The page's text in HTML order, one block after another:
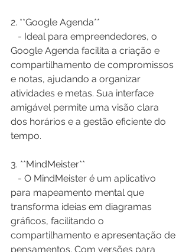
2. **Google Agenda**
Google Agenda facilita a criação e
compartilhamento de compromissos
e notas, ajudando a organizar
atividades e metas. Sua interface
amigável permite uma visão clara
dos horários e a gestão eficiente do
tempo.
3. **MindMeister**
para mapeamento mental que
transforma ideias em diagramas
gráficos, facilitando o
compartilhamento e apresentação de
pensamentos. Com versões para